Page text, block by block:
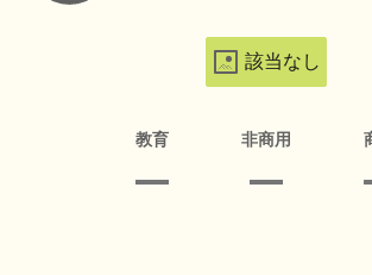
該当なし
教育 非商用